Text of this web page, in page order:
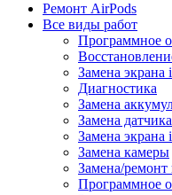
Ремонт AirPods
Все виды работ
Программное
Замена экрана
Диагностика
Замена
Замена
Замена экрана
Замена камеры
Замена/ремонт
Программное